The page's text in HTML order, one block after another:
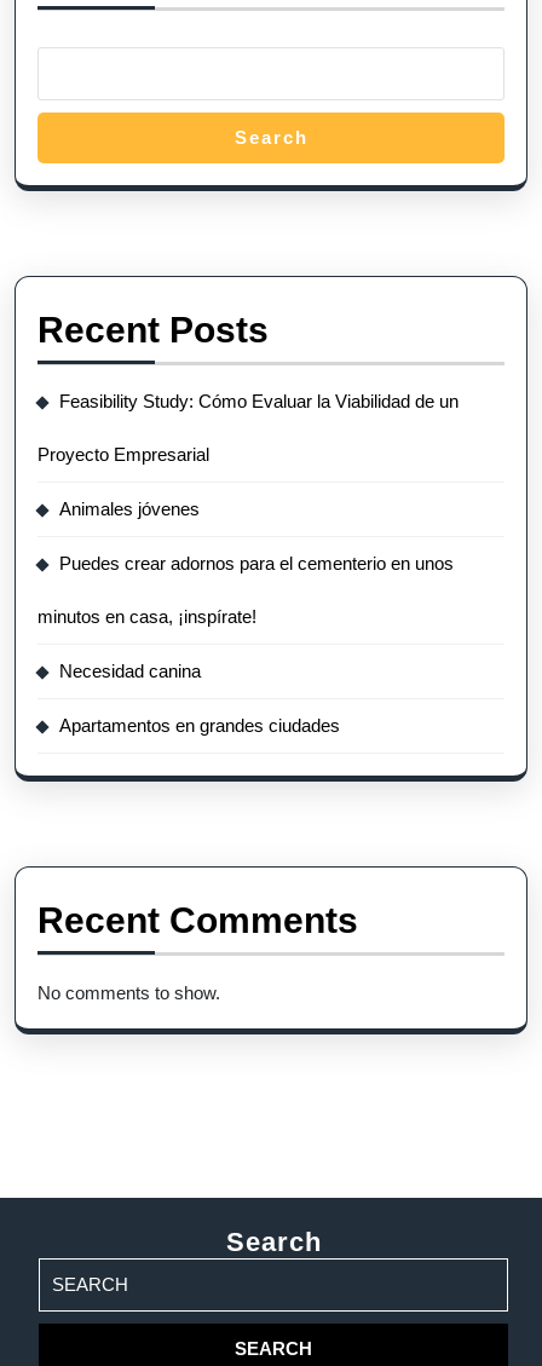
Search
Recent Posts
Feasibility Study: Cómo Evaluar la Viabilidad de un
Proyecto Empresarial
Animales jóvenes
Puedes crear adornos para el cementerio en unos
minutos en casa, ¡inspírate!
Necesidad canina
Apartamentos en grandes ciudades
Recent Comments
No comments to show.
Search
for: